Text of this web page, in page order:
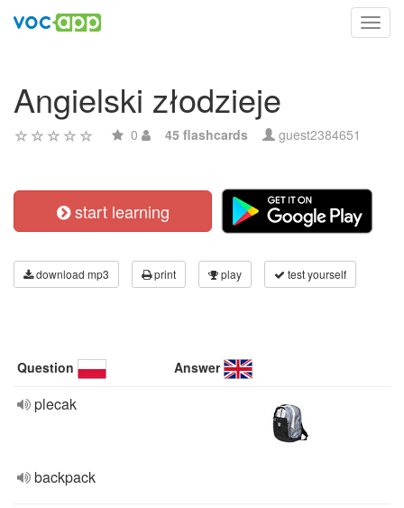
Angielski złodzieje
0 45 flashcards guest2384651
start learning
download mp3 print play test yourself
Question Answer
plecak
backpack